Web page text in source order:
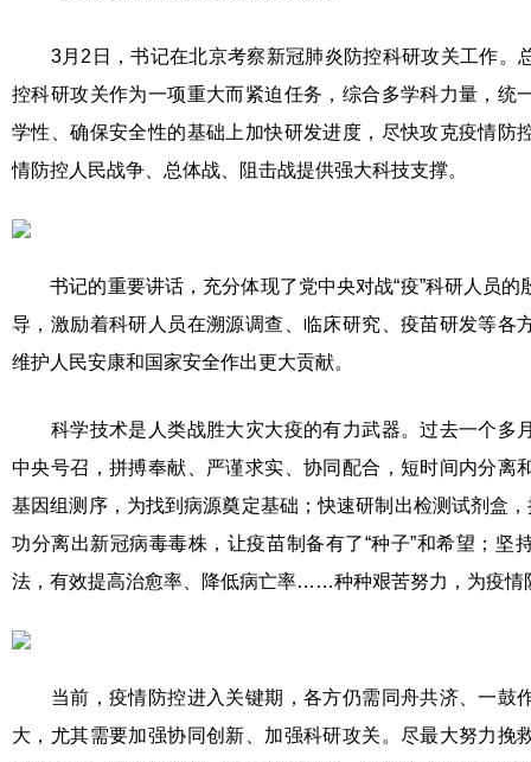
3月2日，书记在北京考察新冠肺炎防控科研攻关工作。
控科研攻关作为一项重大而紧迫任务，综合多学科力量，统
学性、确保安全性的基础上加快研发进度，尽快攻克疫情防
情防控人民战争、总体战、阻击战提供强大科技支撑。
书记的重要讲话，充分体现了党中央对战“疫”科研人员的
导，激励着科研人员在溯源调查、临床研究、疫苗研发等各
维护人民安康和国家安全作出更大贡献。
科学技术是人类战胜大灾大疫的有力武器。过去一个多
中央号召，拼搏奉献、严谨求实、协同配合，短时间内分离
基因组测序，为找到病源奠定基础；快速研制出检测试剂盒，
功分离出新冠病毒毒株，让疫苗制备有了“种子”和希望；坚
法，有效提高治愈率、降低病亡率……种种艰苦努力，为疫情
当前，疫情防控进入关键期，各方仍需同舟共济、一鼓
大，尤其需要加强协同创新、加强科研攻关。尽最大努力挽